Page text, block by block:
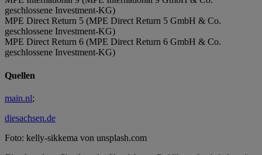
geschlossene Investment-KG)
MPE Direct Return 5 (MPE Direct Return 5 GmbH & Co.
geschlossene Investment-KG)
MPE Direct Return 6 (MPE Direct Return 6 GmbH & Co.
geschlossene Investment-KG)
Quellen
main.nl;
diesachsen.de
Foto: kelly-sikkema von unsplash.com